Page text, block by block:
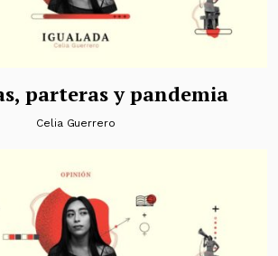
parteras y pandemia
Celia Guerrero